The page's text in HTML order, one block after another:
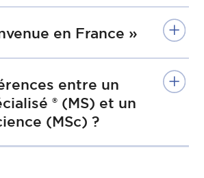
en France »
entre un
® (MS) et un
(MSc) ?